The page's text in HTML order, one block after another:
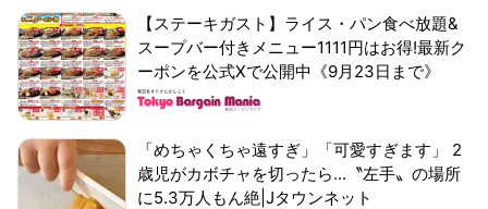
【ステーキガスト】ライス・パン食べ放題&
スープバー付きメニュー1111円はお得!最新ク
ーポンを公式Xで公開中《9月23日まで》
「めちゃくちゃ遠すぎ」「可愛すぎます」 2
歳児がカボチャを切ったら...〝左手〟の場所
に5.3万人もん絶|Jタウンネット